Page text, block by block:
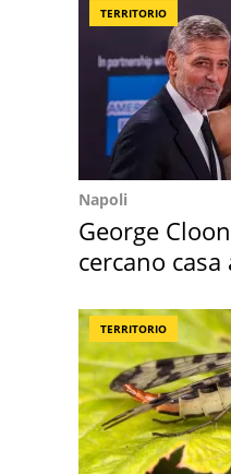
TERRITORIO
Napoli
George
cercano casa
TERRITORIO